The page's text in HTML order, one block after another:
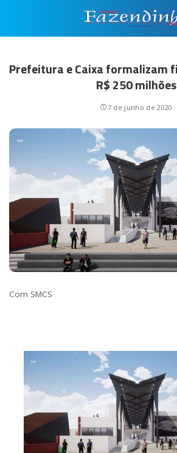
Prefeitura e Caixa formalizam
R$ 250 milhões
7 de junho de 2020
Com SMCS